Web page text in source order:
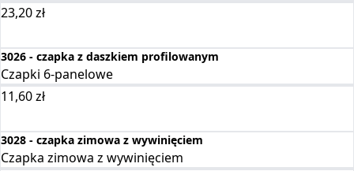
23,20zł
3026 - czapka z daszkiem profilowanym
Czapki 6-panelowe
11,60zł
3028 - czapka zimowa z wywinięciem
Czapka zimowa z wywinięciem